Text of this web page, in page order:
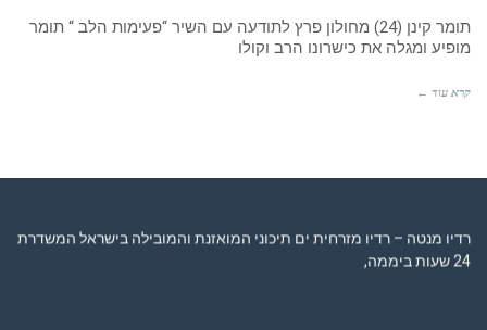
תומר קינן (24) מחולון פרץ לתודעה עם השיר “פעימות הלב “ תומר
מופיע ומגלה את כישרונו הרב וקולו
קרא עוד ←
רדיו מנטה – רדיו מזרחית ים תיכוני המואזנת והמובילה בישראל המשדרת
24 שעות ביממה,